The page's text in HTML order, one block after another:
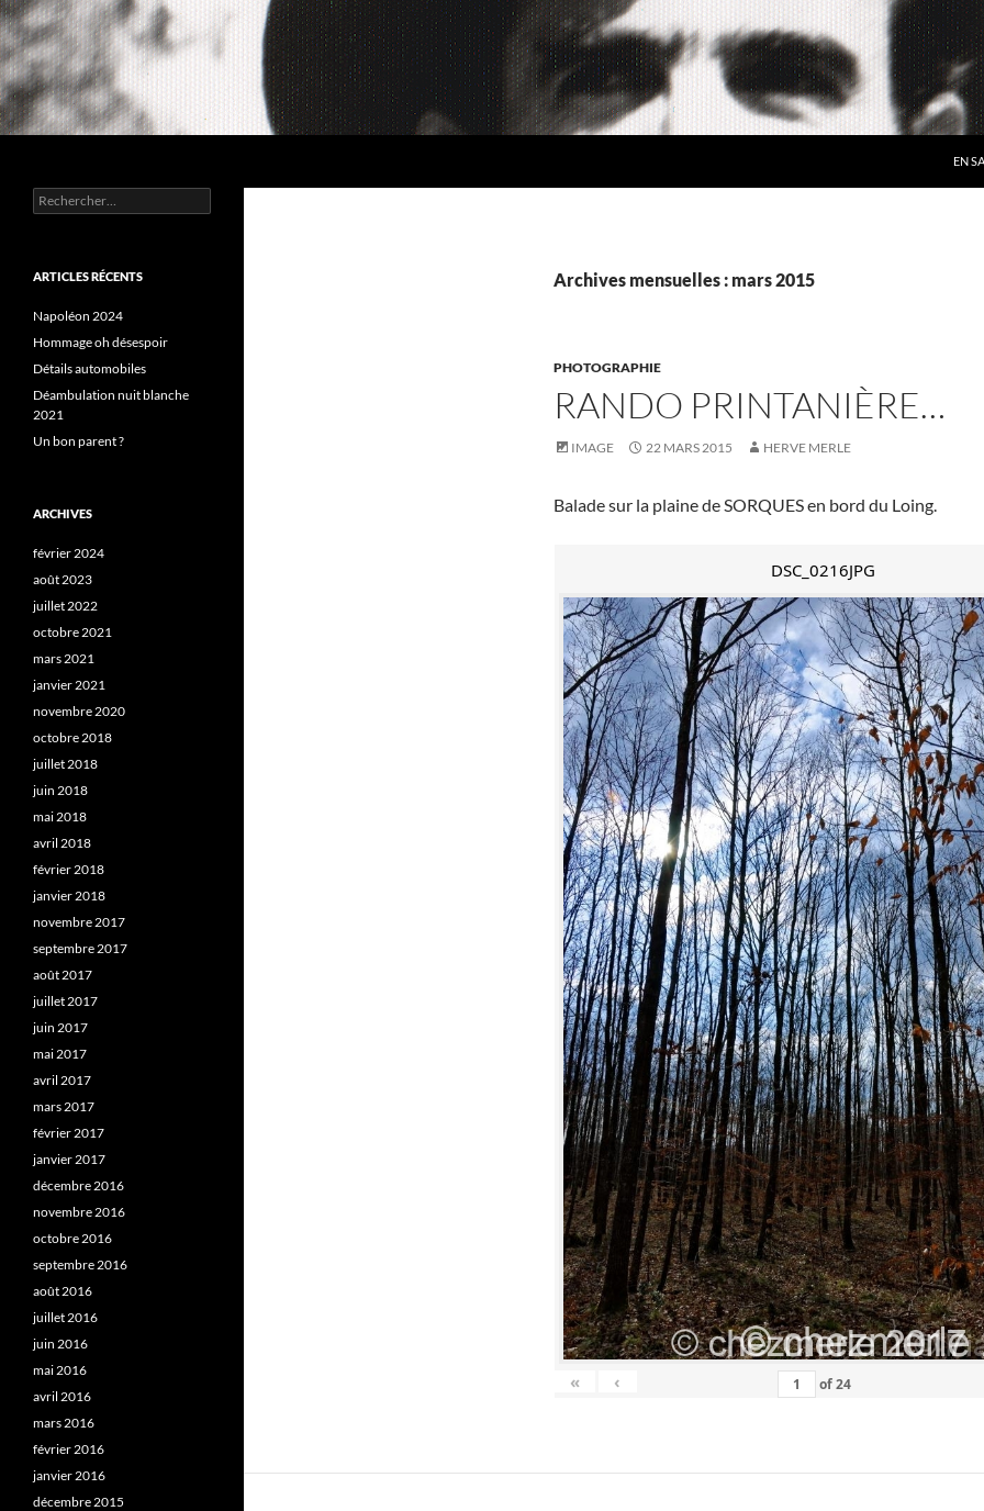
Aller
au
contenu
EN
Archives mensuelles : mars 2015
PHOTOGRAPHIE
RANDO PRINTANIÈRE…
IMAGE 22 MARS 2015 HERVE MERLE
Balade sur la plaine de SORQUES en bord du Loing.
DSC_0216JPG
« ‹ of24
Rechercher :
ARTICLES RÉCENTS
Napoléon 2024
Hommage oh désespoir
Détails automobiles
Déambulation nuit blanche
2021
Un bon parent ?
ARCHIVES
février 2024
août 2023
juillet 2022
octobre 2021
mars 2021
janvier 2021
novembre 2020
octobre 2018
juillet 2018
juin 2018
mai 2018
avril 2018
février 2018
janvier 2018
novembre 2017
septembre 2017
août 2017
juillet 2017
juin 2017
mai 2017
avril 2017
mars 2017
février 2017
janvier 2017
décembre 2016
novembre 2016
octobre 2016
septembre 2016
août 2016
juillet 2016
juin 2016
mai 2016
avril 2016
mars 2016
février 2016
janvier 2016
décembre 2015